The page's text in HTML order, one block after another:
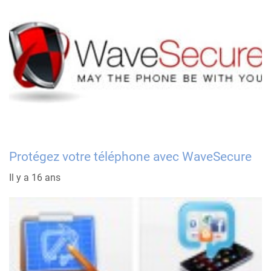
Protégez votre téléphone avec WaveSecure
Il y a 16 ans